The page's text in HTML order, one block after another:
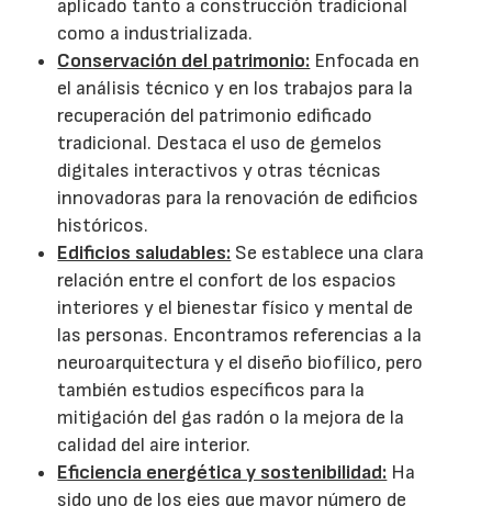
aplicado tanto a construcción tradicional
como a industrializada.
Conservación del patrimonio: Enfocada en
el análisis técnico y en los trabajos para la
recuperación del patrimonio edificado
tradicional. Destaca el uso de gemelos
digitales interactivos y otras técnicas
innovadoras para la renovación de edificios
históricos.
Edificios saludables: Se establece una clara
relación entre el confort de los espacios
interiores y el bienestar físico y mental de
las personas. Encontramos referencias a la
neuroarquitectura y el diseño biofílico, pero
también estudios específicos para la
mitigación del gas radón o la mejora de la
calidad del aire interior.
Eficiencia energética y sostenibilidad: Ha
sido uno de los ejes que mayor número de